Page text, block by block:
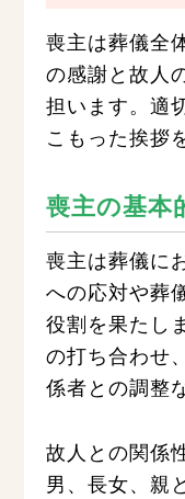
喪主は葬儀全
の感謝と故人
担います。適
こもった挨拶
喪主の基本
喪主は葬儀に
への応対や葬
役割を果たし
の打ち合わせ
係者との調整
故人との関係
男、長女、親